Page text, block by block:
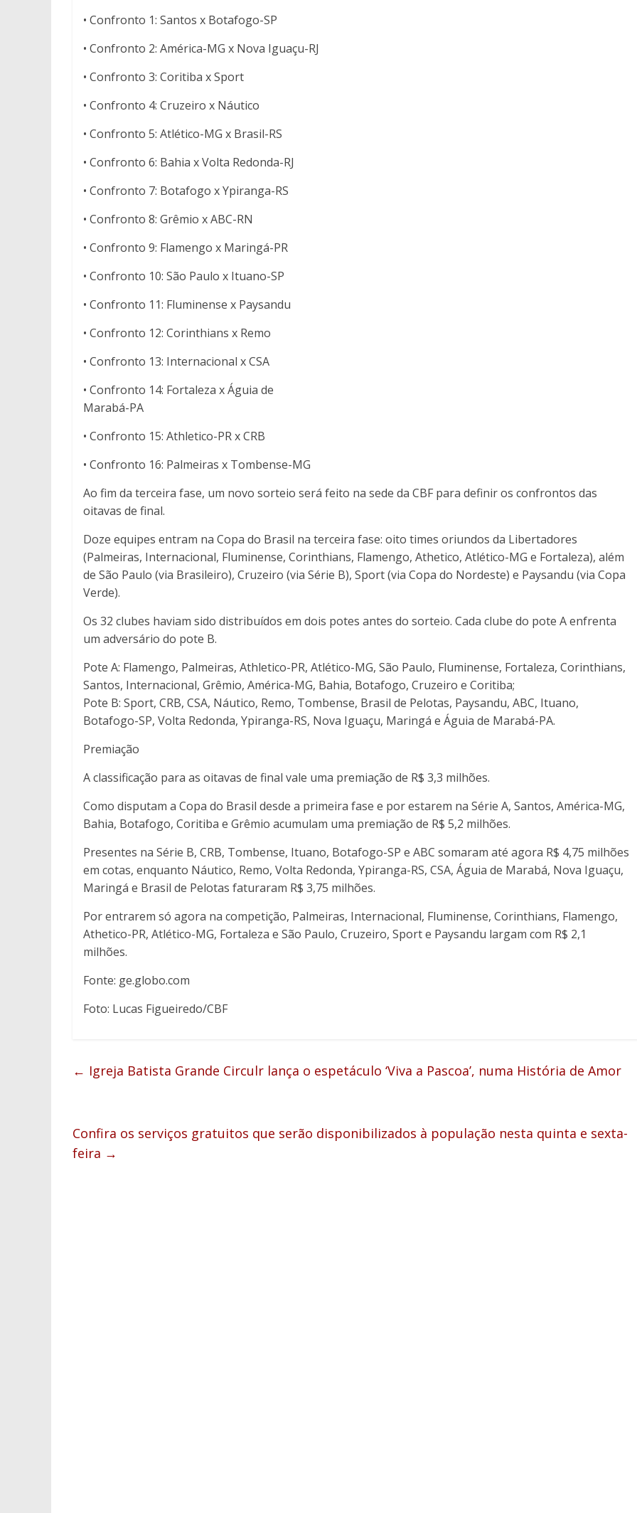
• Confronto 1: Santos x Botafogo-SP
• Confronto 2: América-MG x Nova Iguaçu-RJ
• Confronto 3: Coritiba x Sport
• Confronto 4: Cruzeiro x Náutico
• Confronto 5: Atlético-MG x Brasil-RS
• Confronto 6: Bahia x Volta Redonda-RJ
• Confronto 7: Botafogo x Ypiranga-RS
• Confronto 8: Grêmio x ABC-RN
• Confronto 9: Flamengo x Maringá-PR
• Confronto 10: São Paulo x Ituano-SP
• Confronto 11: Fluminense x Paysandu
• Confronto 12: Corinthians x Remo
• Confronto 13: Internacional x CSA
• Confronto 14: Fortaleza x Águia de
Marabá-PA
• Confronto 15: Athletico-PR x CRB
• Confronto 16: Palmeiras x Tombense-MG
Ao fim da terceira fase, um novo sorteio será feito na sede da CBF para definir os confrontos das
oitavas de final.
Doze equipes entram na Copa do Brasil na terceira fase: oito times oriundos da Libertadores
(Palmeiras, Internacional, Fluminense, Corinthians, Flamengo, Athetico, Atlético-MG e Fortaleza), além
de São Paulo (via Brasileiro), Cruzeiro (via Série B), Sport (via Copa do Nordeste) e Paysandu (via Copa
Verde).
Os 32 clubes haviam sido distribuídos em dois potes antes do sorteio. Cada clube do pote A enfrenta
um adversário do pote B.
Pote A: Flamengo, Palmeiras, Athletico-PR, Atlético-MG, São Paulo, Fluminense, Fortaleza, Corinthians,
Santos, Internacional, Grêmio, América-MG, Bahia, Botafogo, Cruzeiro e Coritiba;
Pote B: Sport, CRB, CSA, Náutico, Remo, Tombense, Brasil de Pelotas, Paysandu, ABC, Ituano,
Botafogo-SP, Volta Redonda, Ypiranga-RS, Nova Iguaçu, Maringá e Águia de Marabá-PA.
Premiação
A classificação para as oitavas de final vale uma premiação de R$ 3,3 milhões.
Como disputam a Copa do Brasil desde a primeira fase e por estarem na Série A, Santos, América-MG,
Bahia, Botafogo, Coritiba e Grêmio acumulam uma premiação de R$ 5,2 milhões.
Presentes na Série B, CRB, Tombense, Ituano, Botafogo-SP e ABC somaram até agora R$ 4,75 milhões
em cotas, enquanto Náutico, Remo, Volta Redonda, Ypiranga-RS, CSA, Águia de Marabá, Nova Iguaçu,
Maringá e Brasil de Pelotas faturaram R$ 3,75 milhões.
Por entrarem só agora na competição, Palmeiras, Internacional, Fluminense, Corinthians, Flamengo,
Athetico-PR, Atlético-MG, Fortaleza e São Paulo, Cruzeiro, Sport e Paysandu largam com R$ 2,1
milhões.
Fonte: ge.globo.com
Foto: Lucas Figueiredo/CBF
← Igreja Batista Grande Circulr lança o espetáculo ‘Viva a Pascoa’, numa História de Amor
Confira os serviços gratuitos que serão disponibilizados à população nesta quinta e sexta-
feira →